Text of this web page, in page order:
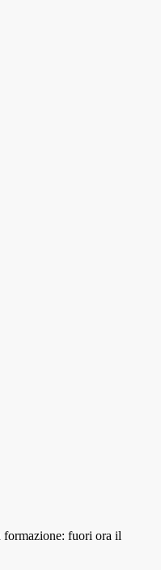
fuori ora il